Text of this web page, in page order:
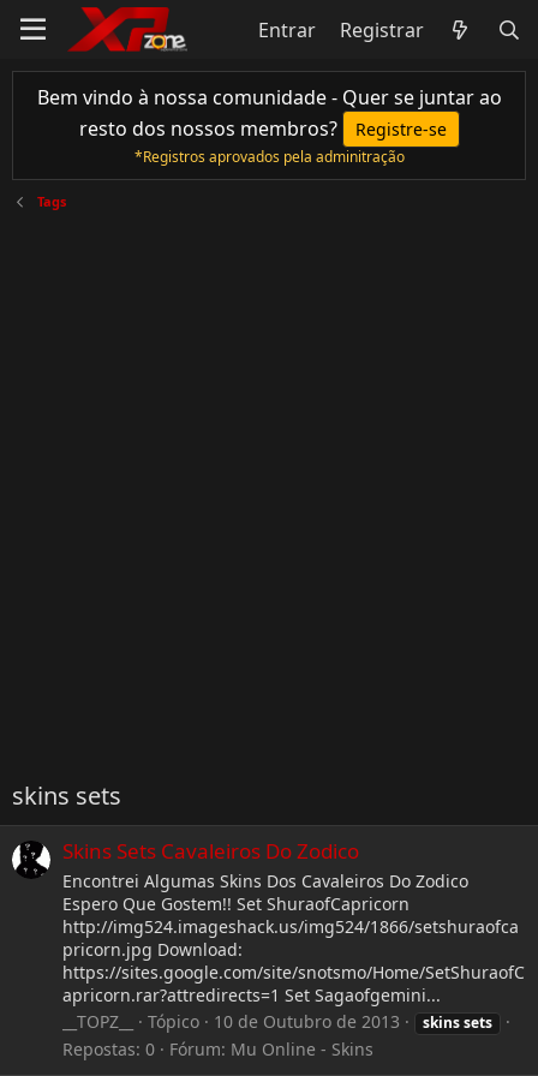
Entrar Registrar
Bem vindo à nossa comunidade - Quer se juntar ao
resto dos nossos membros?
Registre-se
*Registros aprovados pela adminitração
Tags
skins sets
Skins Sets Cavaleiros Do Zodico
Encontrei Algumas Skins Dos Cavaleiros Do Zodico
Espero Que Gostem!! Set ShuraofCapricorn
http://img524.imageshack.us/img524/1866/setshuraofca
pricorn.jpg Download:
https://sites.google.com/site/snotsmo/Home/SetShuraofC
apricorn.rar?attredirects=1 Set Sagaofgemini...
__TOPZ__
Tópico 10 de Outubro de 2013 skinssets
Repostas: 0 Fórum: Mu Online - Skins